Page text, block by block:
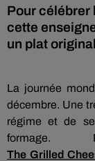
Pour célébrer
cette
un plat
La journée
décembre. Une
régime et de
formage.
The Grilled